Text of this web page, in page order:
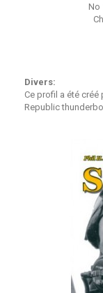
No
Divers:
Ce profil a été
Republic